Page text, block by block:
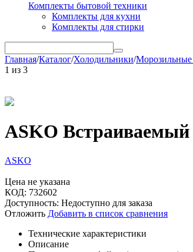
Комплекты бытовой техники
Комплекты для кухни
Комплекты для стирки
Главная/Каталог/Холодильники/
1 из 3
ASKO
ASKO
Цена не указана
КОД: 732602
Доступность: Недоступно для заказа
Отложить Добавить в список сравнения
Технические характеристики
Описание